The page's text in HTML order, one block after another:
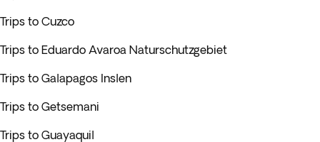
Trips to Cuzco
Trips to Eduardo Avaroa Naturschutzgebiet
Trips to Galapagos Inslen
Trips to Getsemani
Trips to Guayaquil